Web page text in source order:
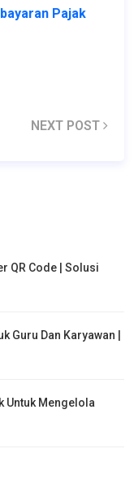
Pajak
NEXT POST
QR Code | Solusi
Guru Dan Karyawan |
Untuk Mengelola